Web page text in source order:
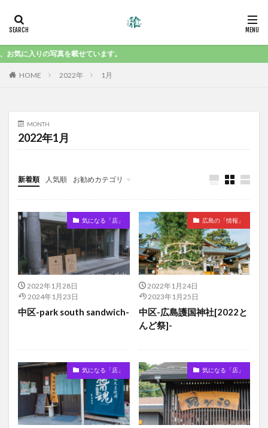
入りの写真を載せています。
HOME 2022年 1月
MONTH
2022年1月
新着順 人気順 お勧めカテゴリ
気になる「食」
気になる「店」
2022年1月28日
2024年1月23日
中区-park south sandwich-
広島の「情報」
2022年1月24日
2023年1月25日
中区-広島護国神社[2022と
んど祭]-
気になる「店」 気になる「店」